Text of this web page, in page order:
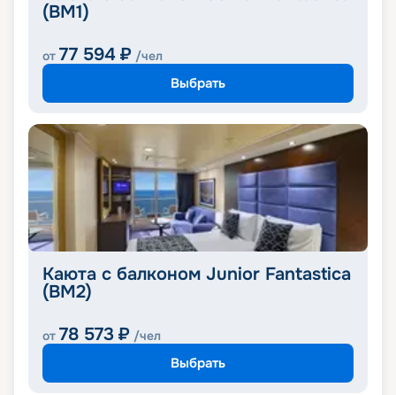
(BM1)
от 77 594 ₽ /чел
Выбрать
Каюта с балконом Junior Fantastica
(BM2)
от 78 573 ₽ /чел
Выбрать